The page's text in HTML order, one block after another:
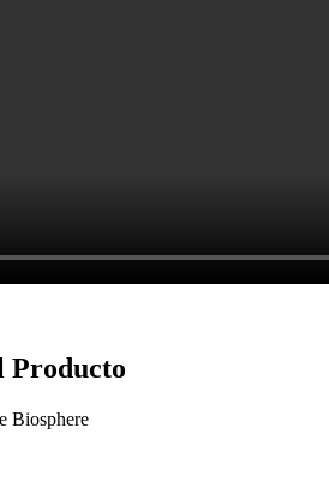
Producto
Biosphere